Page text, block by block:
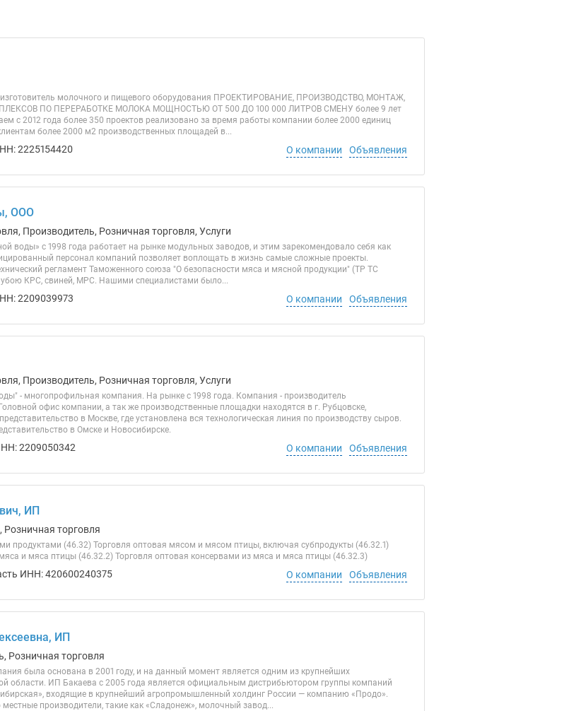
молочного и пищевого оборудования ПРОЕКТИРОВАНИЕ, ПРОИЗВОДСТВО, МОНТАЖ,
ПО ПЕРЕРАБОТКЕ МОЛОКА МОЩНОСТЬЮ ОТ 500 ДО 100 000 ЛИТРОВ СМЕНУ более 9 лет
с 2012 года более 350 проектов реализовано за время работы компании более 2000 единиц
более 2000 м2 производственных площадей в...
2225154420 О компании Объявления
ООО
Производитель, Розничная торговля, Услуги
воды» с 1998 года работает на рынке модульных заводов, и этим зарекомендовало себя как
персонал компаний позволяет воплощать в жизнь самые сложные проекты.
регламент Таможенного союза "О безопасности мяса и мясной продукции" (ТР ТС
убою КРС, свиней, МРС. Нашими специалистами было...
2209039973 О компании Объявления
Производитель, Розничная торговля, Услуги
- многопрофильная компания. На рынке с 1998 года. Компания - производитель
офис компании, а так же производственные площадки находятся в г. Рубцовске,
в Москве, где установлена вся технологическая линия по производству сыров.
в Омске и Новосибирске.
2209050342 О компании Объявления
ИП
торговля
продуктами (46.32) Торговля оптовая мясом и мясом птицы, включая субпродукты (46.32.1)
и мяса птицы (46.32.2) Торговля оптовая консервами из мяса и мяса птицы (46.32.3)
ИНН: 420600240375 О компании Объявления
ИП
Розничная торговля
была основана в 2001 году, и на данный момент является одним из крупнейших
области. ИП Бакаева с 2005 года является официальным дистрибьютором группы компаний
входящие в крупнейший агропромышленный холдинг России — компанию «Продо».
производители, такие как «Сладонеж», молочный завод...